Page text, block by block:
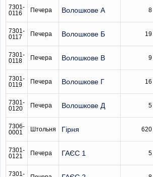
7301-
0116
Печера Волошкове А 8
7301-
0117
Печера Волошкове Б 19
7301-
0118
Печера Волошкове В 9
7301-
0119
Печера Волошкове Г 16
7301-
0120
Печера Волошкове Д 5
7306-
0001
Штольня Гірня 620
7301-
0121
Печера ГАЄС 1 5
7301-